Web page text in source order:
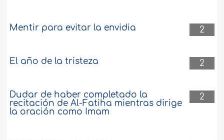
2
Mentir para evitar la envidia
2
El año de la tristeza
2
Dudar de haber completado la
recitación de Al-Fatiha mientras dirige
la oración como Imam